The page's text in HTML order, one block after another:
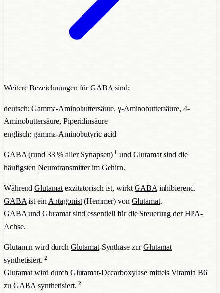
Weitere Bezeichnungen fürGABA sind:
deutsch: Gamma-Aminobuttersäure, γ-Aminobuttersäure, 4-
Aminobuttersäure, Piperidinsäure
englisch: gamma-Aminobutyric acid
GABA (rund 33 % aller Synapsen) 1 und Glutamatsind die
häufigsten Neurotransmitterim Gehirn.
Während Glutamat exzitatorisch ist, wirkt GABA inhibierend.
GABA ist ein Antagonist (Hemmer) von Glutamat.
GABA und Glutamat sind essentiell für die Steuerung derHPA-
Achse.
Glutamin wird durch Glutamat-Synthase zurGlutamat
synthetisiert. 2
Glutamat wird durch Glutamat-Decarboxylase mittels Vitamin B6
zu GABA synthetisiert. 2